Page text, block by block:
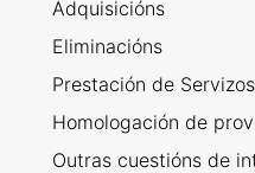
Adquisicións
Eliminacións
Prestación de Servizos
Homologación de
Outras cuestións de